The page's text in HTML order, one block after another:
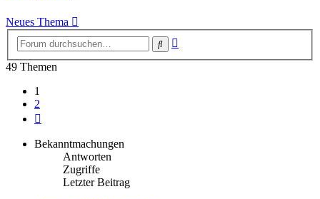
Neues Thema
Suche
49 Themen
1
2
Bekanntmachungen
Antworten
Zugriffe
Letzter Beitrag